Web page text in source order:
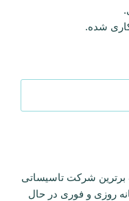
شده.
شرکت تاسیساتی
روزی و فوری در حال